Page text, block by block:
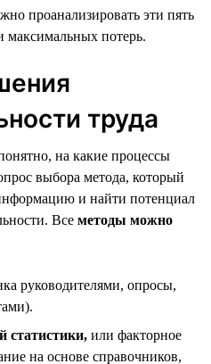
проанализировать эти пять
максимальных потерь.
труда
на какие процессы
выбора метода, который
и найти потенциал
Все методы можно
руководителями, опросы,
статистики, или факторное
на основе справочников,